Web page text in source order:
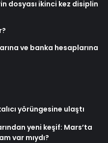
dosyası ikinci kez disiplin
ve banka hesaplarına
yörüngesine ulaştı
yeni keşif: Mars’ta
var mıydı?